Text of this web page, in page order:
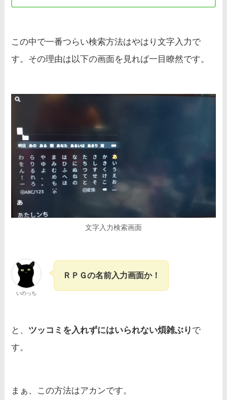
この中で一番つらい検索方法はやはり文字入力で
す。その理由は以下の画面を見れば一目瞭然です。
文字入力検索画面
いのっち
ＲＰＧの名前入力画面か！
と、 ツッコミを入れずにはいられない煩雑ぶり で
す。
まぁ、この方法はアカンです。